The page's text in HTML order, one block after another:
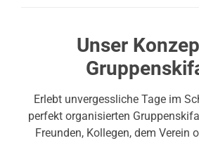
Unser
Erlebt unvergessliche Tage im
perfekt organisierten
Freunden, Kollegen, dem Verein